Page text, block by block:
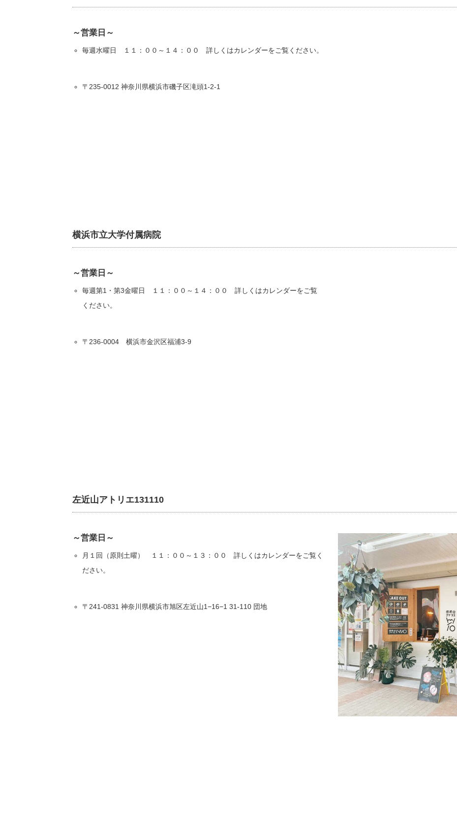
～営業日～
毎週水曜日 １１：００～１４：００ 詳しくはカレンダーをご覧ください。
〒235-0012 神奈川県横浜市磯子区滝頭1-2-1
横浜市立大学付属病院
～営業日～
毎週第1・第3金曜日 １１：００～１４：００ 詳しくはカレンダーをご覧
ください。
〒236-0004 横浜市金沢区福浦3-9
左近山アトリエ131110
～営業日～
月１回（原則土曜） １１：００～１３：００ 詳しくはカレンダーをご覧く
ださい。
〒241-0831 神奈川県横浜市旭区左近山1−16−1 31-110 団地